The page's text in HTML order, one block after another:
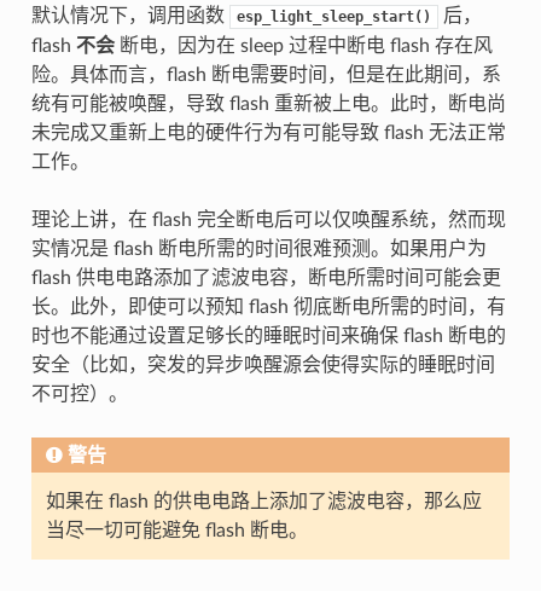
默认情况下，调用函数 esp_light_sleep_start()
后，
flash 不会断电，因为在 sleep 过程中断电 flash 存在风
险。具体而言，flash 断电需要时间，但是在此期间，系
统有可能被唤醒，导致 flash 重新被上电。此时，断电尚
未完成又重新上电的硬件行为有可能导致 flash 无法正常
工作。
理论上讲，在 flash 完全断电后可以仅唤醒系统，然而现
实情况是 flash 断电所需的时间很难预测。如果用户为
flash 供电电路添加了滤波电容，断电所需时间可能会更
长。此外，即使可以预知 flash 彻底断电所需的时间，有
时也不能通过设置足够长的睡眠时间来确保 flash 断电的
安全（比如，突发的异步唤醒源会使得实际的睡眠时间
不可控）。
警告
如果在 flash 的供电电路上添加了滤波电容，那么应
当尽一切可能避免 flash 断电。